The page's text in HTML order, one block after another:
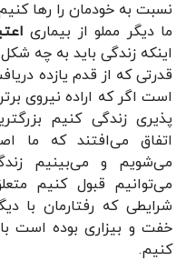
نسبت به خودمان را رها
ما دیگر مملو از بیماری
اینکه زندگی باید به چه
قدرتی که از قدم یازده
است اگر که اراده نیروی
پذیری زندگی کنیم
اتفاق می‌افتند که ما
می‌شویم و می‌بینیم
می‌توانیم قبول کنیم
شرایطی که رفتارمان با
خفت و بیزاری بوده است
کنیم.